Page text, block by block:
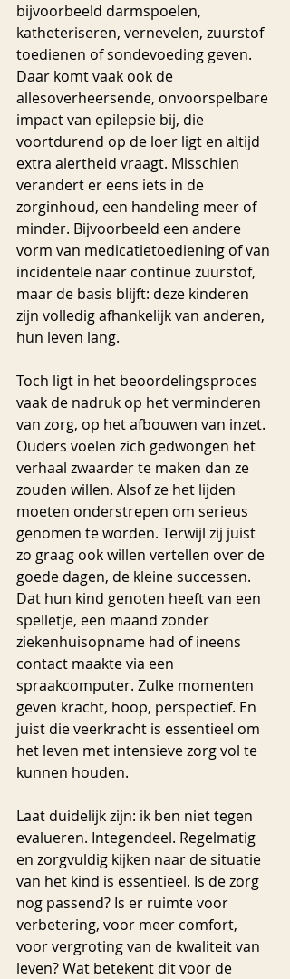
bijvoorbeeld darmspoelen,
katheteriseren, vernevelen, zuurstof
toedienen of sondevoeding geven.
Daar komt vaak ook de
allesoverheersende, onvoorspelbare
impact van epilepsie bij, die
voortdurend op de loer ligt en altijd
extra alertheid vraagt. Misschien
verandert er eens iets in de
zorginhoud, een handeling meer of
minder. Bijvoorbeeld een andere
vorm van medicatietoediening of van
incidentele naar continue zuurstof,
maar de basis blijft: deze kinderen
zijn volledig afhankelijk van anderen,
hun leven lang.
Toch ligt in het beoordelingsproces
vaak de nadruk op het verminderen
van zorg, op het afbouwen van inzet.
Ouders voelen zich gedwongen het
verhaal zwaarder te maken dan ze
zouden willen. Alsof ze het lijden
moeten onderstrepen om serieus
genomen te worden. Terwijl zij juist
zo graag ook willen vertellen over de
goede dagen, de kleine successen.
Dat hun kind genoten heeft van een
spelletje, een maand zonder
ziekenhuisopname had of ineens
contact maakte via een
spraakcomputer. Zulke momenten
geven kracht, hoop, perspectief. En
juist die veerkracht is essentieel om
het leven met intensieve zorg vol te
kunnen houden.
Laat duidelijk zijn: ik ben niet tegen
evalueren. Integendeel. Regelmatig
en zorgvuldig kijken naar de situatie
van het kind is essentieel. Is de zorg
nog passend? Is er ruimte voor
verbetering, voor meer comfort,
voor vergroting van de kwaliteit van
leven? Wat betekent dit voor de